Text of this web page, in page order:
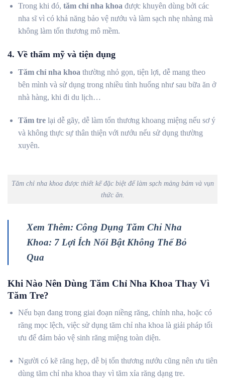
Trong khi đó, tăm chỉ nha khoa được khuyên dùng bởi các
nha sĩ vì có khả năng bảo vệ nướu và làm sạch nhẹ nhàng mà
không làm tổn thương mô mềm.
4. Về thẩm mỹ và tiện dụng
Tăm chỉ nha khoathường nhỏ gọn, tiện lợi, dễ mang theo
bên mình và sử dụng trong nhiều tình huống như sau bữa ăn ở
nhà hàng, khi đi du lịch…
Tăm trelại dễ gãy, dễ làm tổn thương khoang miệng nếu sơ ý
và không thực sự thân thiện với nướu nếu sử dụng thường
xuyên.
Tăm chỉ nha khoa được thiết kế đặc biệt để làm sạch mảng bám và vụn
thức ăn.
Xem Thêm: Công Dụng Tăm Chỉ Nha
Khoa: 7 Lợi Ích Nổi Bật Không Thể Bỏ
Qua
Khi Nào Nên Dùng Tăm Chỉ Nha Khoa Thay Vì
Tăm Tre?
Nếu bạn đang trong giai đoạn niềng răng, chỉnh nha, hoặc có
răng mọc lệch, việc sử dụng tăm chỉ nha khoa là giải pháp tối
ưu để đảm bảo vệ sinh răng miệng toàn diện.
Người có kẽ răng hẹp, dễ bị tổn thương nướu cũng nên ưu tiên
dùng tăm chỉ nha khoa thay vì tăm xỉa răng dạng tre.